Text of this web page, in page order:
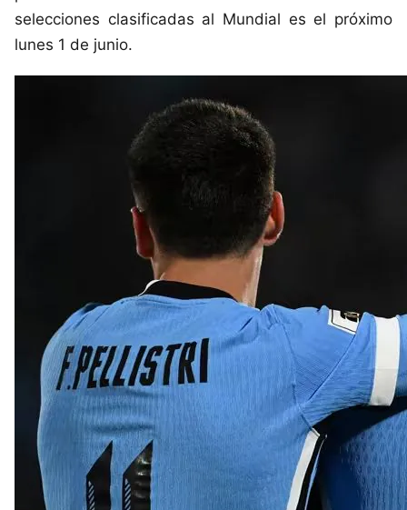
selecciones clasificadas al Mundial es el próximo
lunes 1 de junio.